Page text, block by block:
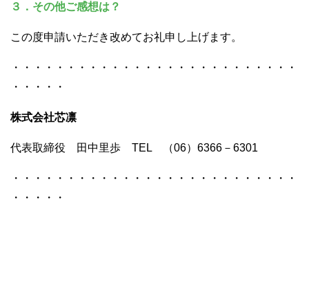
３．その他ご感想は？
この度申請いただき改めてお礼申し上げます。
・・・・・・・・・・・・・・・・・・・・・・・・・・
・・・・・
株式会社芯凛
代表取締役 田中里歩 TEL （06）6366－6301
・・・・・・・・・・・・・・・・・・・・・・・・・・
・・・・・